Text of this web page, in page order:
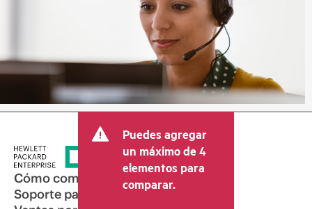
Puedes agregar
un máximo de 4
elementos para
comparar.
Cómo comprar
Soporte para productos